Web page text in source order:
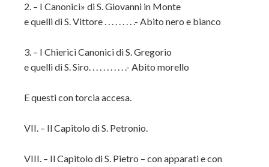
2. – I Canonici» di S. Giovanni in Monte
e quelli di S. Vittore . . . . . . . . .- Abito nero e bianco
3. – I Chierici Canonici di S. Gregorio
e quelli di S. Siro. . . . . . . . . . .- Abito morello
E questi con torcia accesa.
VII. – Il Capitolo di S. Petronio.
VIII. – Il Capitolo di S. Pietro – con apparati e con